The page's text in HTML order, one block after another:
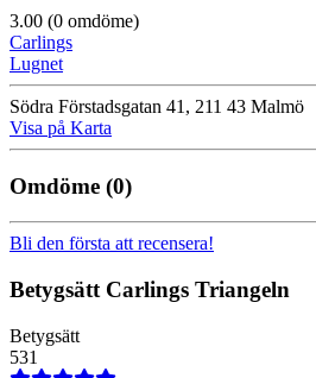
3.00 (0 omdöme)
Carlings
Lugnet
Södra Förstadsgatan 41, 211 43 Malmö
Visa på Karta
Omdöme (0)
Bli den första att recensera!
Betygsätt Carlings Triangeln
Betygsätt
531